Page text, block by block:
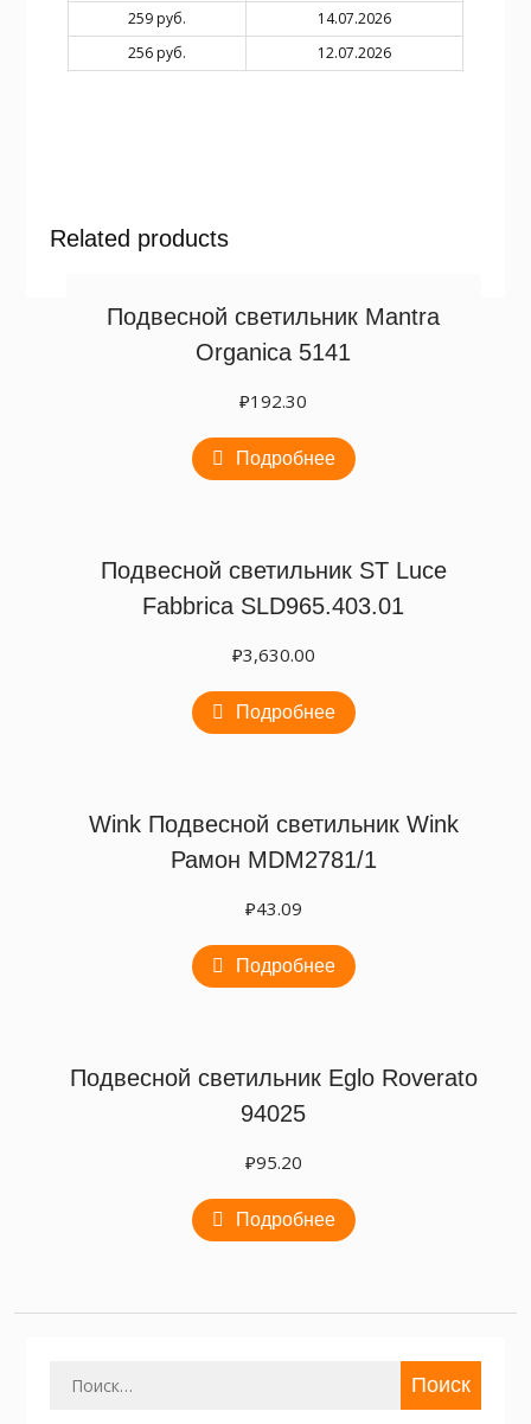
259 руб.
14.07.2026
256 руб.
12.07.2026
Related products
Подвесной светильник Mantra
Organica 5141
₽192.30
Подробнее
Подвесной светильник ST Luce
Fabbrica SLD965.403.01
₽3,630.00
Подробнее
Wink Подвесной светильник Wink
Рамон MDM2781/1
₽43.09
Подробнее
Подвесной светильник Eglo Roverato
94025
₽95.20
Подробнее